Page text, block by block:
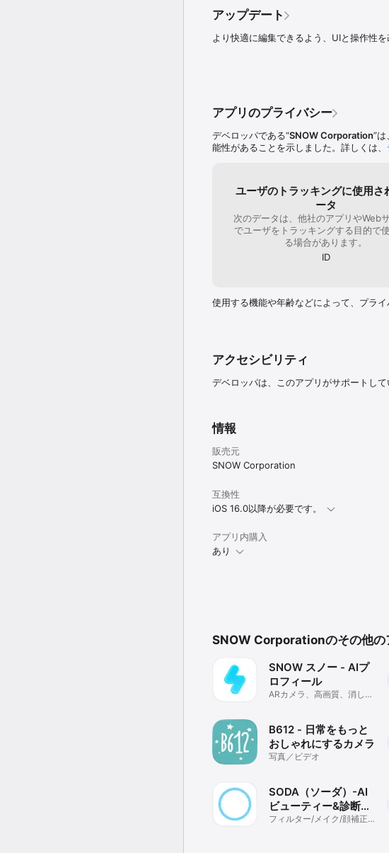
アップデート
より快適に編集できるよう、UIと操作性を
アプリのプライバシー
デベロッパである“SNOW Corporation”
能性があることを示しました。詳しくは、
ユーザのトラッキングに使用さ
ータ
次のデータは、他社のアプリやWeb
でユーザをトラッキングする目的で
る場合があります。
ID
使用する機能や年齢などによって、プラ
アクセシビリティ
デベロッパは、このアプリがサポートし
情報
販売元
SNOW Corporation
互換性
iOS 16.0以降が必要です。
アプリ内購入
あり
SNOW Corporationのその他の
SNOW スノー - AIプ
ロフィール
ARカメラ、高画質、消しゴ
B612 - 日常をもっと
おしゃれにするカメラ
写真／ビデオ
SODA（ソーダ）-AI
ビューティー&診断カ
メラ
フィルター/メイク/顔補正/